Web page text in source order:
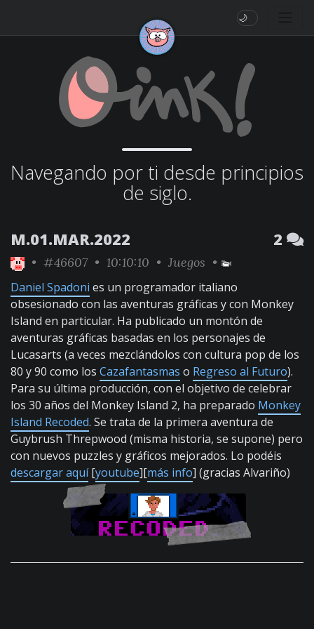
🌙
Navegando por ti desde principios
de siglo.
M.01.MAR.2022 2
• #46607 • 10:10:10 • Juegos •
Daniel Spadoni es un programador italiano
obsesionado con las aventuras gráficas y con Monkey
Island en particular. Ha publicado un montón de
aventuras gráficas basadas en los personajes de
Lucasarts (a veces mezclándolos con cultura pop de los
80 y 90 como los Cazafantasmas o Regreso al Futuro).
Para su última producción, con el objetivo de celebrar
los 30 años del Monkey Island 2, ha preparado Monkey
Island Recoded. Se trata de la primera aventura de
Guybrush Threpwood (misma historia, se supone) pero
con nuevos puzzles y gráficos mejorados. Lo podéis
descargar aquí[youtube][más info] (gracias Alvariño)